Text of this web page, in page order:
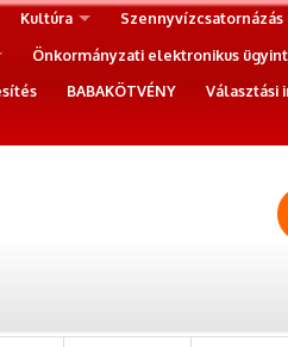
Kultúra Szennyvízcsatornázás
Önkormányzati elektronikus
BABAKÖTVÉNY
Választási